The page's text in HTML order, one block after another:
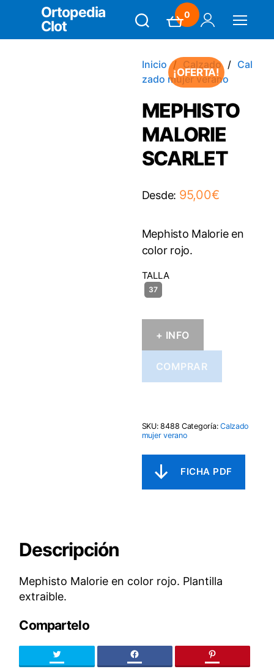
Ortopedia
Clot
0
Inicio Calzado
Cal
zado mujer verano
MEPHISTO
MALORIE
SCARLET
Desde: 95,00€
Mephisto Malorie en
color rojo.
TALLA
+ INFO
COMPRAR
SKU:8488 Categoría:Calzado
mujer verano
¡OFERTA!
Descripción
Mephisto Malorie en color rojo. Plantilla
extraible.
Compartelo
Twitter facebook pinteres